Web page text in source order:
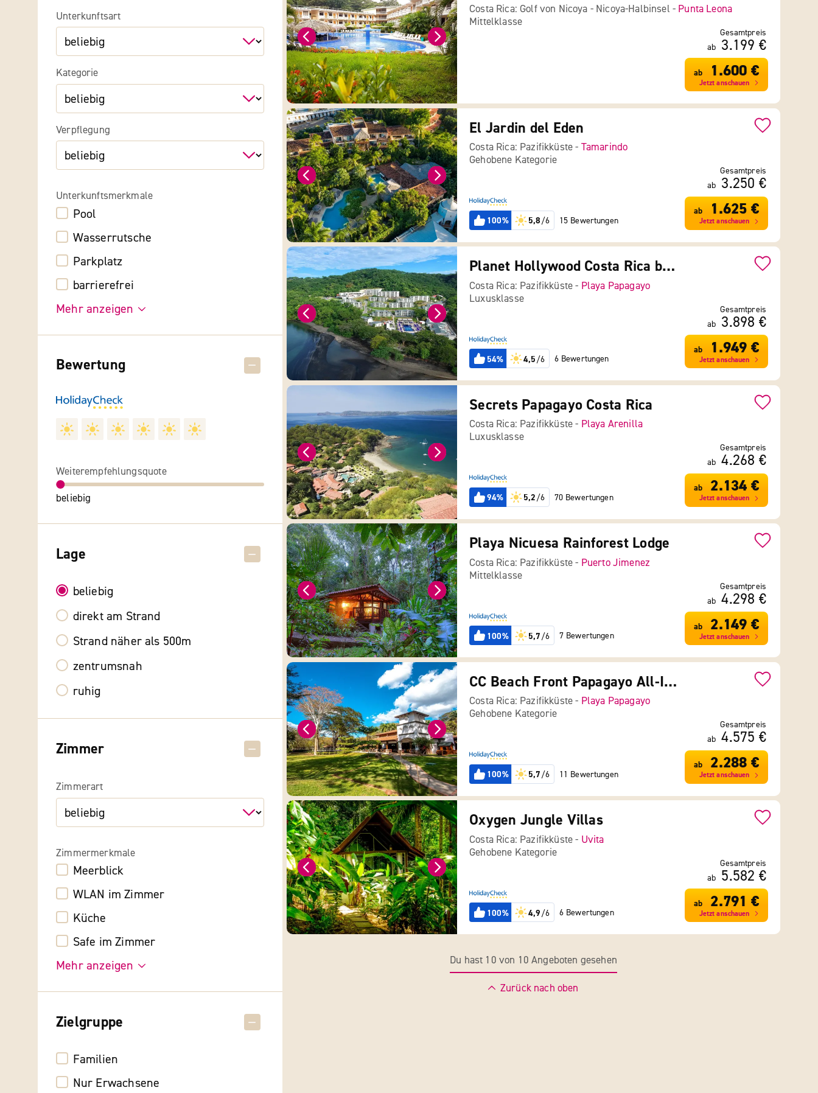
Unterkunftsart
Kategorie
Verpflegung
Unterkunftsmerkmale
Pool
Wasserrutsche
Parkplatz
barrierefrei
Mehr anzeigen
Bewertung
Weiterempfehlungsquote
beliebig
Lage
beliebig
direkt am Strand
Strand näher als 500m
zentrumsnah
ruhig
Zimmer
Zimmerart
Zimmermerkmale
Meerblick
WLAN im Zimmer
Küche
Safe im Zimmer
Mehr anzeigen
Zielgruppe
Familien
Nur Erwachsene
Costa Rica: Golf von Nicoya - Nicoya-Halbinsel - Punta Leona
Mittelklasse
Gesamtpreis
ab 3.199 €
ab 1.600 €
Jetzt anschauen
El Jardin del Eden
Costa Rica: Pazifikküste - Tamarindo
Gehobene Kategorie
100% 5,8/6 15 Bewertungen
Gesamtpreis
ab 3.250 €
ab 1.625 €
Jetzt anschauen
Planet Hollywood Costa Rica by Royalton
Costa Rica: Pazifikküste - Playa Papagayo
Luxusklasse
54% 4,5/6 6 Bewertungen
Gesamtpreis
ab 3.898 €
ab 1.949 €
Jetzt anschauen
Secrets Papagayo Costa Rica
Costa Rica: Pazifikküste - Playa Arenilla
Luxusklasse
94% 5,2/6 70 Bewertungen
Gesamtpreis
ab 4.268 €
ab 2.134 €
Jetzt anschauen
Playa Nicuesa Rainforest Lodge
Costa Rica: Pazifikküste - Puerto Jimenez
Mittelklasse
100% 5,7/6 7 Bewertungen
Gesamtpreis
ab 4.298 €
ab 2.149 €
Jetzt anschauen
CC Beach Front Papagayo All-Inclusive Boutique Hotel
Costa Rica: Pazifikküste - Playa Papagayo
Gehobene Kategorie
100% 5,7/6 11 Bewertungen
Gesamtpreis
ab 4.575 €
ab 2.288 €
Jetzt anschauen
Oxygen Jungle Villas
Costa Rica: Pazifikküste - Uvita
Gehobene Kategorie
100% 4,9/6 6 Bewertungen
Gesamtpreis
ab 5.582 €
ab 2.791 €
Jetzt anschauen
Du hast 10 von 10 Angeboten gesehen
Zurück nach oben